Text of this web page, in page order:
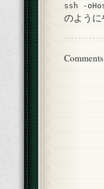
ssh -
のように